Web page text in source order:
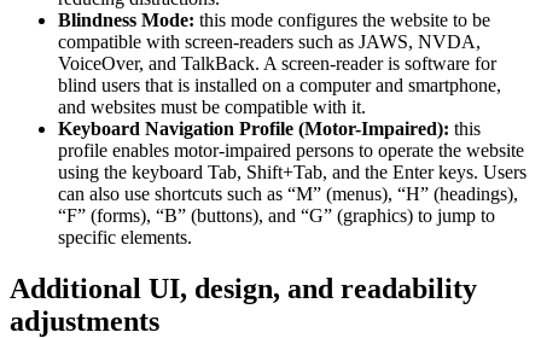
Blindness Mode: this mode configures the website to be
compatible with screen-readers such as JAWS, NVDA,
VoiceOver, and TalkBack. A screen-reader is software for
blind users that is installed on a computer and smartphone,
and websites must be compatible with it.
Keyboard Navigation Profile (Motor-Impaired): this
profile enables motor-impaired persons to operate the website
using the keyboard Tab, Shift+Tab, and the Enter keys. Users
can also use shortcuts such as “M” (menus), “H” (headings),
“F” (forms), “B” (buttons), and “G” (graphics) to jump to
specific elements.
Additional UI, design, and readability
adjustments